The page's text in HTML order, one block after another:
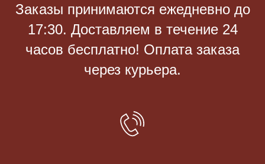
Заказы принимаются eжедневно до
17:30. Доставляем в течение 24
часов бесплатно! Оплата заказа
через курьера.